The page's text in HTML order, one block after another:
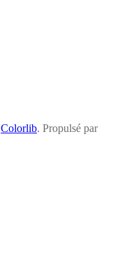
Colorlib. Propulsé par